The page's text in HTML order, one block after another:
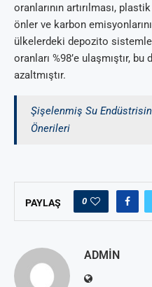
oranlarının artırılması,
önler ve karbon
ülkelerdeki depozito
oranları %98’e ulaşmıştır,
azaltmıştır.
Şişelenmiş Su
Önerileri
PAYLAŞ 0
ADMIN